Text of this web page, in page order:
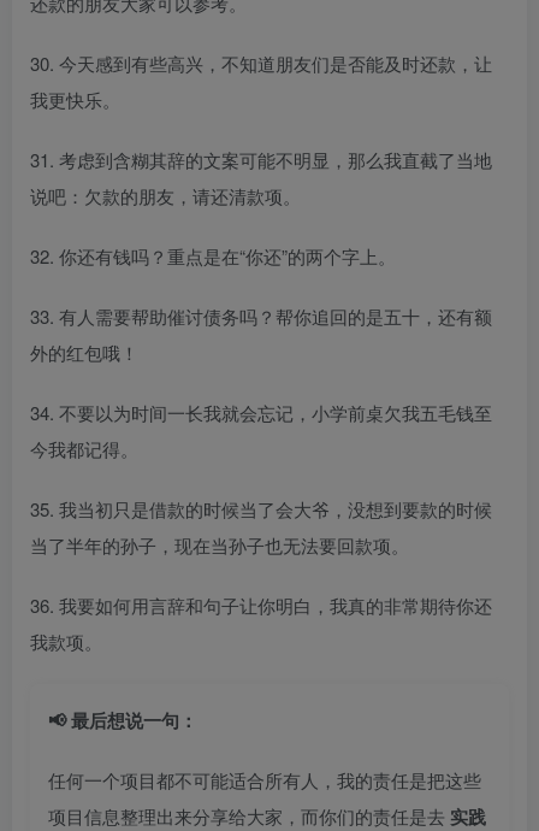
30. 今天感到有些高兴，不知道朋友们是否能及时还款，让
我更快乐。
31. 考虑到含糊其辞的文案可能不明显，那么我直截了当地
说吧：欠款的朋友，请还清款项。
32. 你还有钱吗？重点是在“你还”的两个字上。
33. 有人需要帮助催讨债务吗？帮你追回的是五十，还有额
外的红包哦！
34. 不要以为时间一长我就会忘记，小学前桌欠我五毛钱至
今我都记得。
35. 我当初只是借款的时候当了会大爷，没想到要款的时候
当了半年的孙子，现在当孙子也无法要回款项。
36. 我要如何用言辞和句子让你明白，我真的非常期待你还
我款项。
📢 最后想说一句：
任何一个项目都不可能适合所有人，我的责任是把这些
项目信息整理出来分享给大家，而你们的责任是去 实践